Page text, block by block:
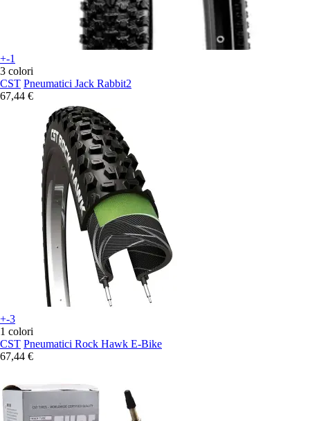
+-1
3 colori
CST Pneumatici Jack Rabbit2
67,44 €
+-3
1 colori
CST Pneumatici Rock Hawk E-Bike
67,44 €